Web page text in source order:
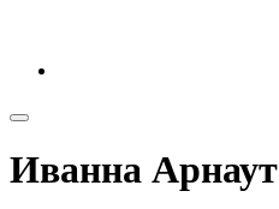
Иванна Арнаут